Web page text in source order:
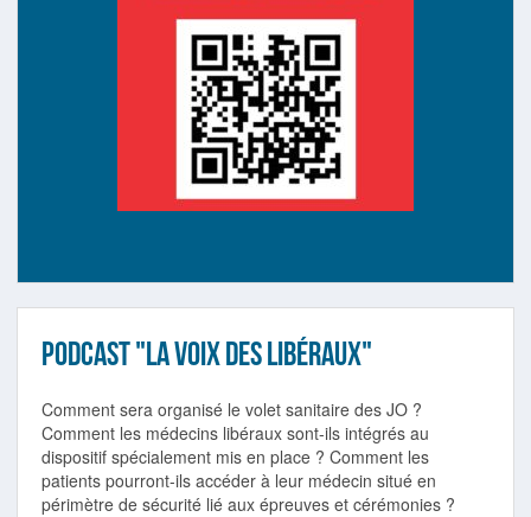
Podcast "La Voix des libéraux"
Comment sera organisé le volet sanitaire des JO ?
Comment les médecins libéraux sont-ils intégrés au
dispositif spécialement mis en place ? Comment les
patients pourront-ils accéder à leur médecin situé en
périmètre de sécurité lié aux épreuves et cérémonies ?